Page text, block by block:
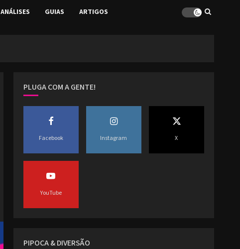
ANÁLISES GUIAS ARTIGOS
PLUGA COM A GENTE!
Facebook Instagram X
YouTube
PIPOCA & DIVERSÃO